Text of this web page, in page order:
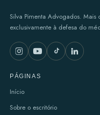
Silva Pimenta Advogados.
exclusivamente à defesa do
PÁGINAS
Início
Sobre o escritório